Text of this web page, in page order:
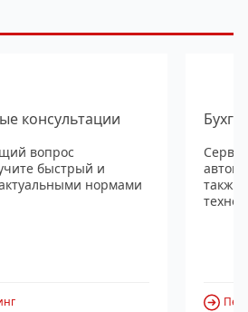
консультации
вопрос
быстрый и
нормами
также